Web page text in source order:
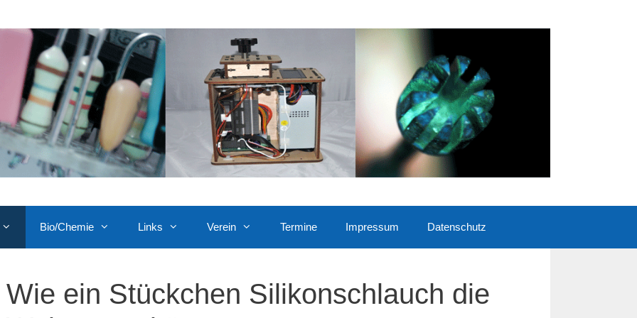
Bio/Chemie Links Verein Termine Impressum Datenschutz
Wie ein Stückchen Silikonschlauch die